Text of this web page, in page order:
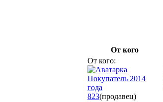
От кого
От кого:
Покупатель 2014
года
823(продавец)